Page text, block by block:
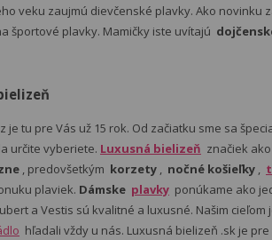
veku zaujmú dievčenské plavky. Ako
športové plavky. Mamičky iste uvítajú
je tu pre Vás už 15 rok. Od začiatku sme sa
určite vyberiete. Luxusná bielizeň značiek ako
, predovšetkým korzety , nočné košieľky ,
plaviek. Dámske plavky ponúkame ako
a Vestis sú kvalitné a luxusné. Našim
hľadali vždy u nás. Luxusná bielizeň .sk je